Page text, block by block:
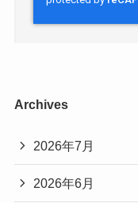
Archives
2026年7月
2026年6月